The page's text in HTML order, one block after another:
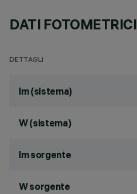
DATI FOTOMETRICI
DETTAGLI
lm (sistema)
W (sistema)
lm sorgente
W sorgente